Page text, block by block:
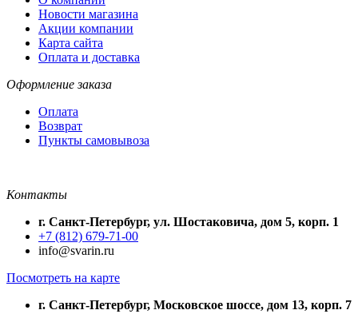
Новости магазина
Акции компании
Карта сайта
Оплата и доставка
Оформление заказа
Оплата
Возврат
Пункты самовывоза
Контакты
г. Санкт-Петербург, ул. Шостаковича, дом 5, корп. 1
+7 (812) 679-71-00
info@svarin.ru
Посмотреть на карте
г. Санкт-Петербург, Московское шоссе, дом 13, корп. 7